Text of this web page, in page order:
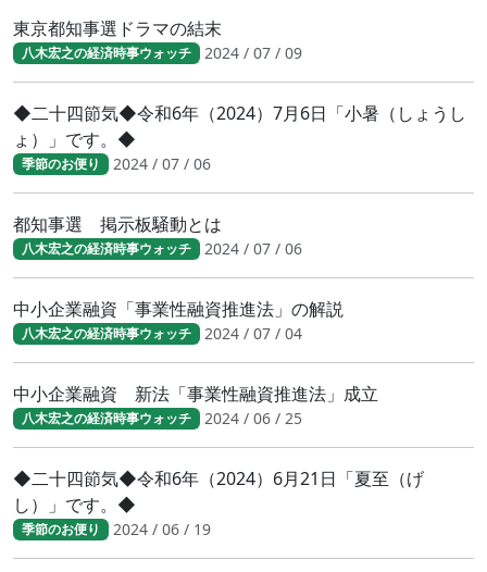
東京都知事選ドラマの結末
八木宏之の経済時事ウォッチ 2024 / 07 / 09
◆二十四節気◆令和6年（2024）7月6日「小暑（しょうし
ょ）」です。◆
季節のお便り 2024 / 07 / 06
都知事選 掲示板騒動とは
八木宏之の経済時事ウォッチ 2024 / 07 / 06
中小企業融資「事業性融資推進法」の解説
八木宏之の経済時事ウォッチ 2024 / 07 / 04
中小企業融資 新法「事業性融資推進法」成立
八木宏之の経済時事ウォッチ 2024 / 06 / 25
◆二十四節気◆令和6年（2024）6月21日「夏至（げ
し）」です。◆
季節のお便り 2024 / 06 / 19